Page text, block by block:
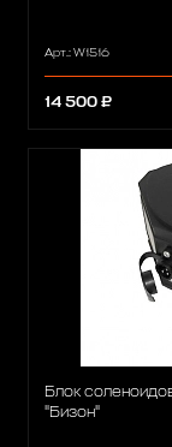
Арт.: W1516
14 500 ₽
Блок
"Бизон"